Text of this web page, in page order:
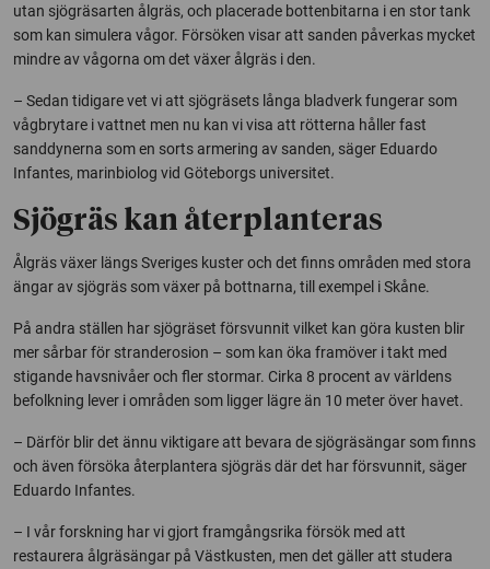
utan sjögräsarten ålgräs, och placerade bottenbitarna i en stor tank
som kan simulera vågor. Försöken visar att sanden påverkas mycket
mindre av vågorna om det växer ålgräs i den.
– Sedan tidigare vet vi att sjögräsets långa bladverk fungerar som
vågbrytare i vattnet men nu kan vi visa att rötterna håller fast
sanddynerna som en sorts armering av sanden, säger Eduardo
Infantes, marinbiolog vid Göteborgs universitet.
Sjögräs kan återplanteras
Ålgräs växer längs Sveriges kuster och det finns områden med stora
ängar av sjögräs som växer på bottnarna, till exempel i Skåne.
På andra ställen har sjögräset försvunnit vilket kan göra kusten blir
mer sårbar för stranderosion – som kan öka framöver i takt med
stigande havsnivåer och fler stormar. Cirka 8 procent av världens
befolkning lever i områden som ligger lägre än 10 meter över havet.
– Därför blir det ännu viktigare att bevara de sjögräsängar som finns
och även försöka återplantera sjögräs där det har försvunnit, säger
Eduardo Infantes.
– I vår forskning har vi gjort framgångsrika försök med att
restaurera ålgräsängar på Västkusten, men det gäller att studera